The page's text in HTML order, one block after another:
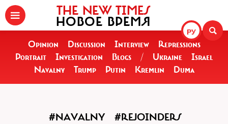
РУ
THE NEW TIMES
НОВОЕ ВРЕМЯ
Opinion Discussion Interview
Repressions
Portrait
Investigation Blogs / Ukraine
Israel
Navalny
Trump Putin Kremlin Duma
#NAVALNY #REJOINDERS